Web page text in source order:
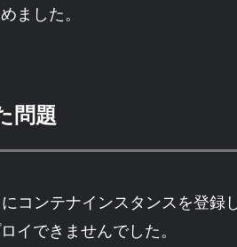
ました。
問題
コンテナインスタンスを登
イできませんでした。